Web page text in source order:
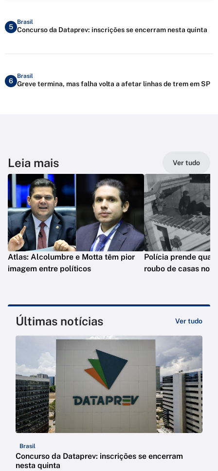
5
Brasil
Concurso da Dataprev: inscrições se encerram nesta quinta
6
Brasil
Greve termina, mas falha volta a afetar linhas de trem em SP
Leia mais Ver tudo
Atlas: Alcolumbre e Motta têm pior
imagem entre políticos
Polícia prende
roubo de casas no
Últimas notícias Ver tudo
Brasil
Concurso da Dataprev: inscrições se encerram
nesta quinta